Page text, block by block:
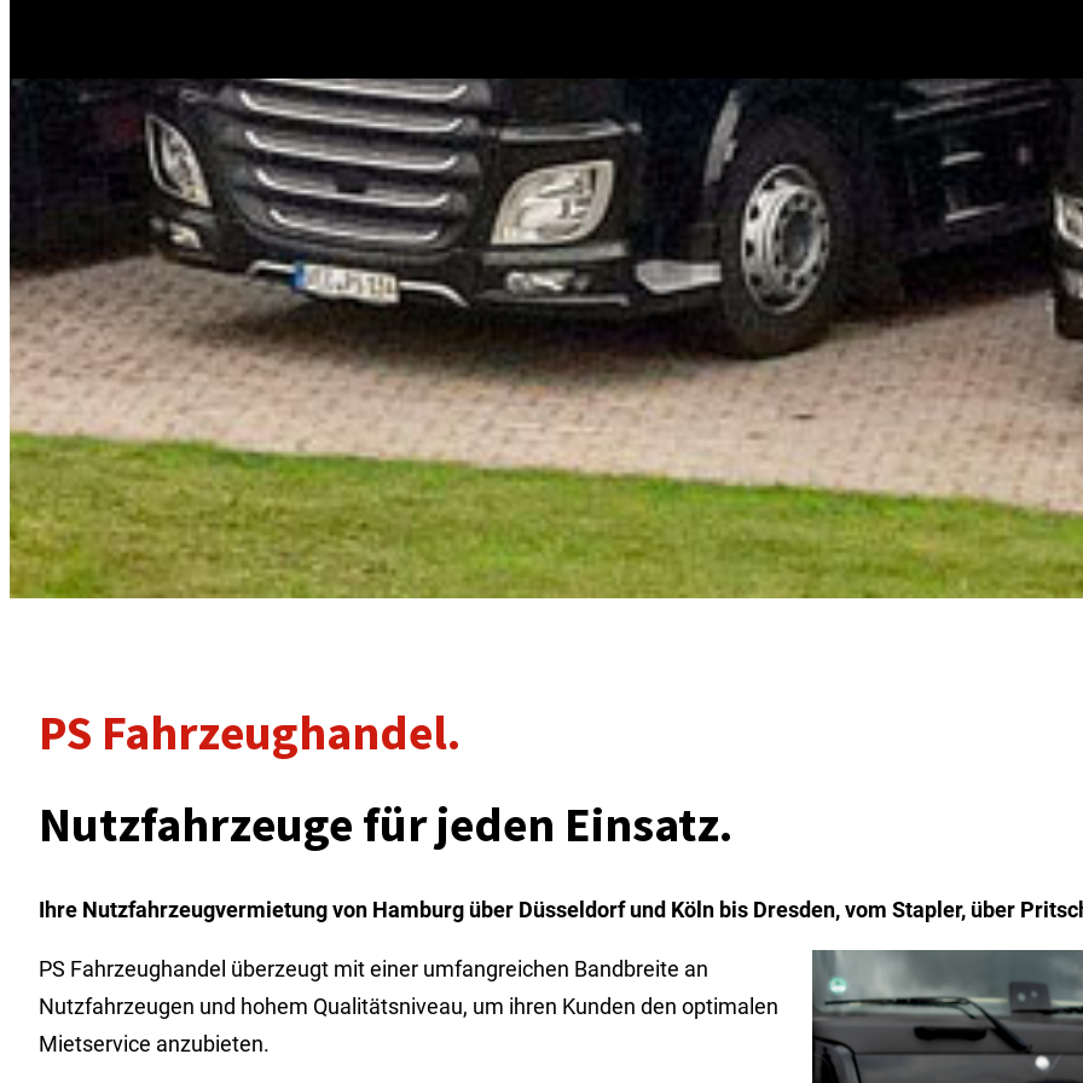
PS Fahrzeughandel.
Nutzfahrzeuge für jeden Einsatz.
Ihre Nutzfahrzeugvermietung von Hamburg über Düsseldorf und Köln bis Dresden, vom Stapler, über
PS Fahrzeughandel überzeugt mit einer umfangreichen Bandbreite an
Nutzfahrzeugen und hohem Qualitätsniveau, um ihren Kunden den optimalen
Mietservice anzubieten.